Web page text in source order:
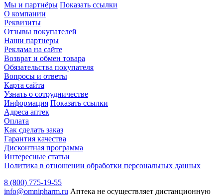
Мы и партнёры Показать ссылки
О компании
Реквизиты
Отзывы покупателей
Наши партнеры
Реклама на сайте
Возврат и обмен товара
Обязательства покупателя
Вопросы и ответы
Карта сайта
Узнать о сотрудничестве
Информация Показать ссылки
Адреса аптек
Оплата
Как сделать заказ
Гарантия качества
Дисконтная программа
Интересные статьи
Политика в отношении обработки персональных данных
8 (800) 775-19-55
info@omnipharm.ru Аптека не осуществляет дистанционную